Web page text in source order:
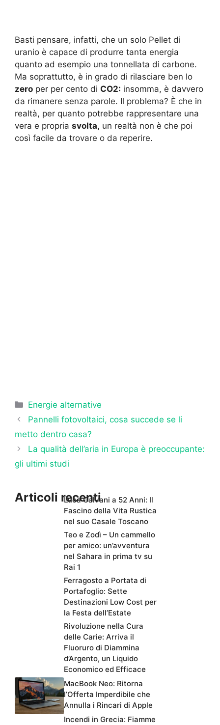
Basti pensare, infatti, che un solo Pellet di
uranio è capace di produrre tanta energia
quanto ad esempio una tonnellata di carbone.
Ma soprattutto, è in grado di rilasciare ben lo
zero per per cento di CO2: insomma, è davvero
da rimanere senza parole. Il problema? È che in
realtà, per quanto potrebbe rappresentare una
vera e propria svolta, un realtà non è che poi
così facile da trovare o da reperire.
Categorie
Energie alternative
Pannelli fotovoltaici, cosa succede se li
metto dentro casa?
La qualità dell’aria in Europa è preoccupante:
gli ultimi studi
Articoli recentiLuca Calvani a 52 Anni: Il
Fascino della Vita Rustica
nel suo Casale Toscano
Teo e Zodì – Un cammello
per amico: un’avventura
nel Sahara in prima tv su
Rai 1
Ferragosto a Portata di
Portafoglio: Sette
Destinazioni Low Cost per
la Festa dell’Estate
Rivoluzione nella Cura
delle Carie: Arriva il
Fluoruro di Diammina
d’Argento, un Liquido
Economico ed Efficace
MacBook Neo: Ritorna
l’Offerta Imperdibile che
Annulla i Rincari di Apple
Incendi in Grecia: Fiamme